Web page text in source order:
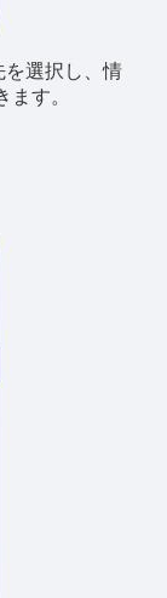
を選択し、情
す。